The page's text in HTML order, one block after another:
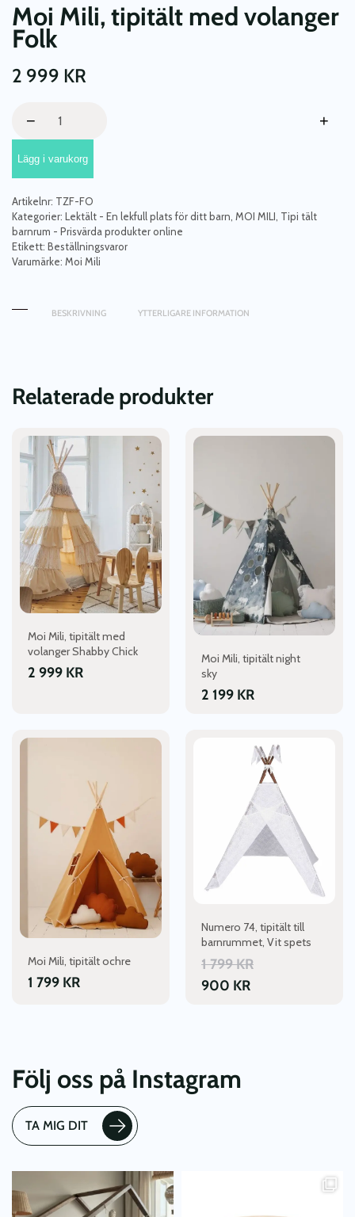
Moi Mili, tipitält med volanger
Folk
2 999 KR
Mili,
tipitält
med
volanger
Folk
mängd
− +
Lägg i varukorg
Artikelnr: TZF-FO
Kategorier: Lektält - En lekfull plats för ditt barn MOI MILI Tipi tält
barnrum - Prisvärda produkter online
Etikett: Beställningsvaror
Varumärke: Moi Mili
BESKRIVNING YTTERLIGARE INFORMATION
Relaterade produkter
Moi Mili, tipitält med
volanger Shabby Chick
2 999 KR
Moi Mili, tipitält night
sky
2 199 KR
Moi Mili, tipitält ochre
1 799 KR
Numero 74, tipitält till
barnrummet, Vit spets
1 799KR
900 KR
Följ oss på Instagram
TA MIG DIT